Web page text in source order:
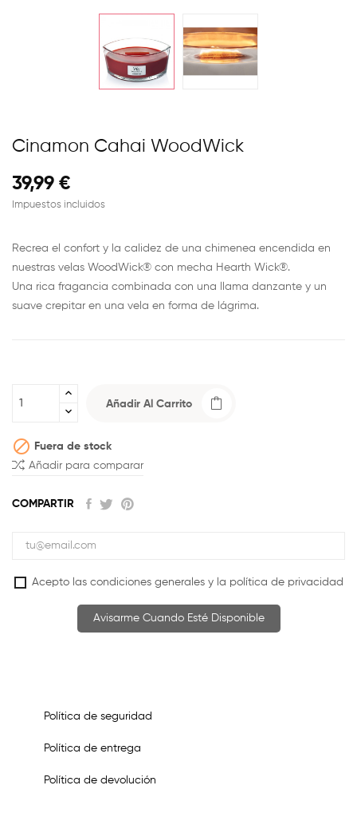
Cinamon Cahai WoodWick
39,99 €
Impuestos incluidos
Recrea el confort y la calidez de una chimenea encendida en
nuestras velas WoodWick® con mecha Hearth Wick®.
Una rica fragancia combinada con una llama danzante y un
suave crepitar en una vela en forma de lágrima.
Añadir Al Carrito
 Fuera de stock
Añadir para comparar
COMPARTIR
Acepto las condiciones generales y la política de privacidad
Avisarme Cuando Esté Disponible
Política de seguridad
Política de entrega
Política de devolución